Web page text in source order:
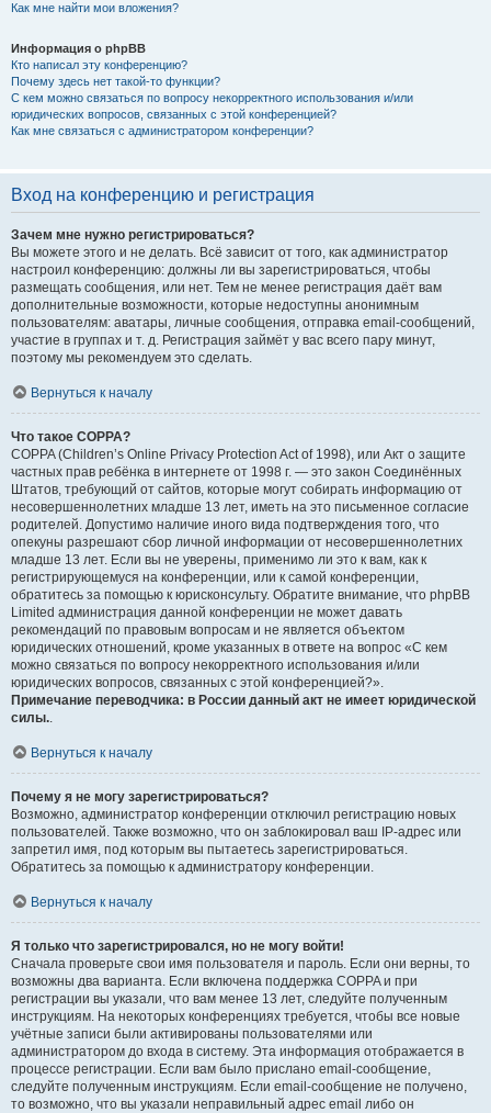
Как мне найти мои вложения?
Информация о phpBB
Кто написал эту конференцию?
Почему здесь нет такой-то функции?
С кем можно связаться по вопросу некорректного использования и/или
юридических вопросов, связанных с этой конференцией?
Как мне связаться с администратором конференции?
Вход на конференцию и регистрация
Зачем мне нужно регистрироваться?
Вы можете этого и не делать. Всё зависит от того, как администратор
настроил конференцию: должны ли вы зарегистрироваться, чтобы
размещать сообщения, или нет. Тем не менее регистрация даёт вам
дополнительные возможности, которые недоступны анонимным
пользователям: аватары, личные сообщения, отправка email-сообщений,
участие в группах и т. д. Регистрация займёт у вас всего пару минут,
поэтому мы рекомендуем это сделать.
Вернуться к началу
Что такое COPPA?
COPPA (Children’s Online Privacy Protection Act of 1998), или Акт о защите
частных прав ребёнка в интернете от 1998 г. — это закон Соединённых
Штатов, требующий от сайтов, которые могут собирать информацию от
несовершеннолетних младше 13 лет, иметь на это письменное согласие
родителей. Допустимо наличие иного вида подтверждения того, что
опекуны разрешают сбор личной информации от несовершеннолетних
младше 13 лет. Если вы не уверены, применимо ли это к вам, как к
регистрирующемуся на конференции, или к самой конференции,
обратитесь за помощью к юрисконсульту. Обратите внимание, что phpBB
Limited администрация данной конференции не может давать
рекомендаций по правовым вопросам и не является объектом
юридических отношений, кроме указанных в ответе на вопрос «С кем
можно связаться по вопросу некорректного использования и/или
юридических вопросов, связанных с этой конференцией?».
Примечание переводчика: в России данный акт не имеет юридической
силы..
Вернуться к началу
Почему я не могу зарегистрироваться?
Возможно, администратор конференции отключил регистрацию новых
пользователей. Также возможно, что он заблокировал ваш IP-адрес или
запретил имя, под которым вы пытаетесь зарегистрироваться.
Обратитесь за помощью к администратору конференции.
Вернуться к началу
Я только что зарегистрировался, но не могу войти!
Сначала проверьте свои имя пользователя и пароль. Если они верны, то
возможны два варианта. Если включена поддержка COPPA и при
регистрации вы указали, что вам менее 13 лет, следуйте полученным
инструкциям. На некоторых конференциях требуется, чтобы все новые
учётные записи были активированы пользователями или
администратором до входа в систему. Эта информация отображается в
процессе регистрации. Если вам было прислано email-сообщение,
следуйте полученным инструкциям. Если email-сообщение не получено,
то возможно, что вы указали неправильный адрес email либо он